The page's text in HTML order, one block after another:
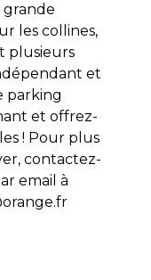
grande
les collines,
plusieurs
et
parking
et offrez-
! Pour plus
contactez-
email à